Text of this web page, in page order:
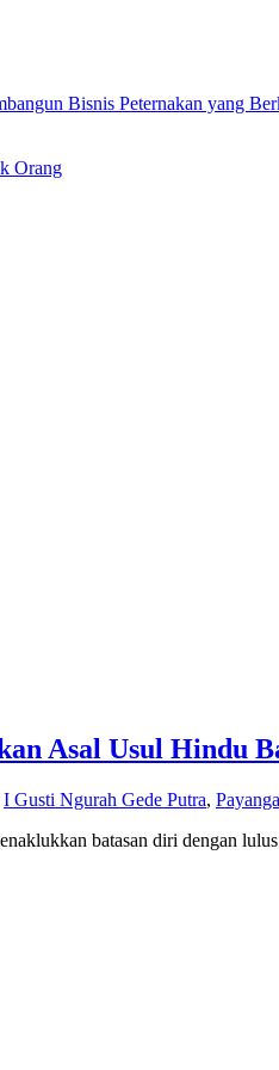
Bisnis Peternakan yang
Orang
Asal Usul Hindu
I Gusti Ngurah Gede Putra,
batasan diri dengan